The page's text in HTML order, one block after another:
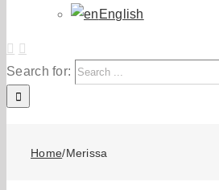
English
Search for:
Home/Merissa